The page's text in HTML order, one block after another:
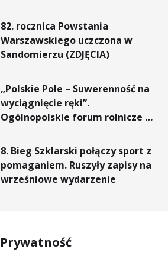
82. rocznica Powstania
Warszawskiego uczczona w
Sandomierzu (ZDJĘCIA)
„Polskie Pole – Suwerenność na
wyciągnięcie ręki”.
Ogólnopolskie forum rolnicze w
8. Bieg Szklarski połączy sport z
pomaganiem. Ruszyły zapisy na
wrześniowe wydarzenie
Prywatność